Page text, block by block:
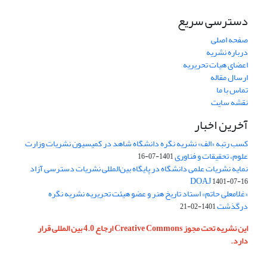
دسترسی سریع
صفحه اصلی
درباره نشریه
اعضای هیات تحریریه
ارسال مقاله
تماس با ما
نقشه سایت
آخرین اخبار
کسب رتبه «الف» نشریه نگره دانشگاه شاهد در کمیسیون نشریات وزارت
علوم، تحقیقات و فناوری1401-07-16
نمایه نشریات علمی دانشگاه در پایگاه بین‌المللی نشریات دسترسی آزاد
DOAJ1401-07-16
«غلامعلی حاتم» استاد تاریخ هنر و عضو هیئت تحریریه نشریه نگره
درگذشت1401-02-21
این نشریه تحت مجوز Creative Commons ارجاع 4.0 بین المللی قرار
دارد.